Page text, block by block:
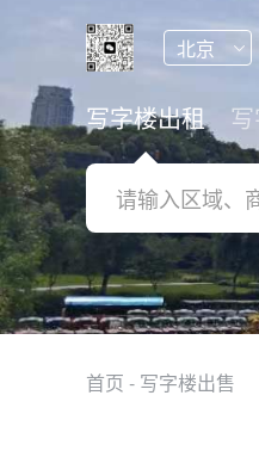
写字楼出租
首页 - 写字楼出售